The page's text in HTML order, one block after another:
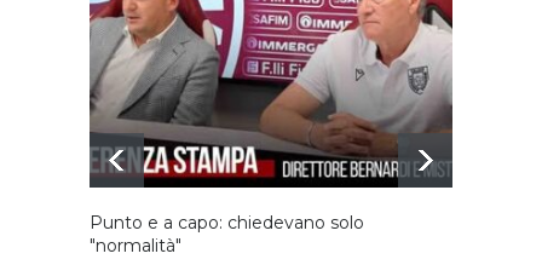
Punto e a capo: chiedevano solo
"normalità"